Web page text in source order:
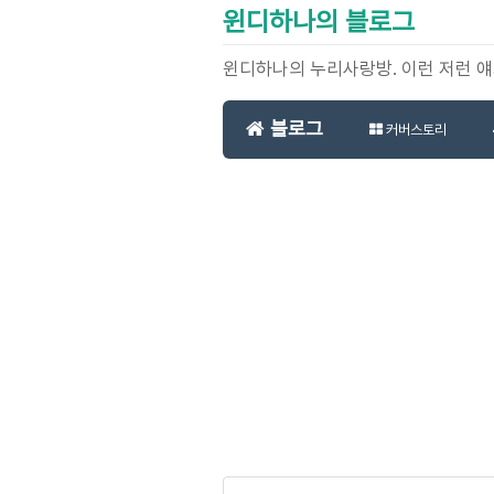
윈디하나의 블로그
윈디하나의 누리사랑방. 이런 저런 얘
블로그 커버스토리